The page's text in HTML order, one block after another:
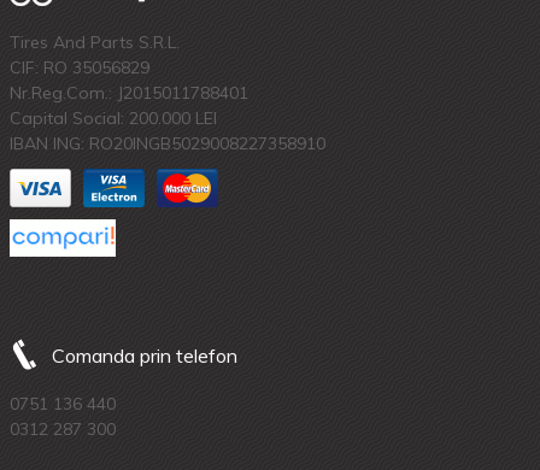
Tires And Parts S.R.L.
CIF: RO 35056829
Nr.Reg.Com.: J2015011788401
Capital Social: 200.000 LEI
IBAN ING: RO20INGB5029008227358910
Comanda prin telefon
0751 136 440
0312 287 300